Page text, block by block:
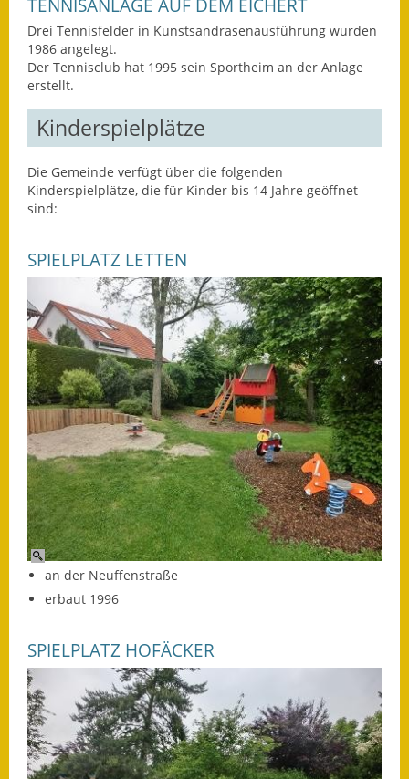
Buslinie 168
Rathaus
Bauhof Notzingen
Landkreis
Dienstleistungen
Formulare
Fundbehörde
Gemeinderat
Sitzungsberichte 2015
Sitzungsberichte 2016
Sitzungsberichte 2017
Sitzungsberichte 2020
Gemeindeverwaltung
Haushalt & Finanzen
TENNISANLAGE AUF DEM EICHERT
Drei Tennisfelder in Kunstsandrasenausführung wurden
1986 angelegt.
Der Tennisclub hat 1995 sein Sportheim an der Anlage
erstellt.
Kinderspielplätze
Die Gemeinde verfügt über die folgenden
Kinderspielplätze, die für Kinder bis 14 Jahre geöffnet
sind:
SPIELPLATZ LETTEN
an der Neuffenstraße
erbaut 1996
SPIELPLATZ HOFÄCKER